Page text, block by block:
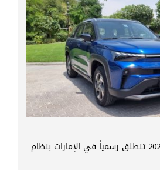
سوزوكي أكروس 2026 تنطلق رسمياً في الإمارات بنظام